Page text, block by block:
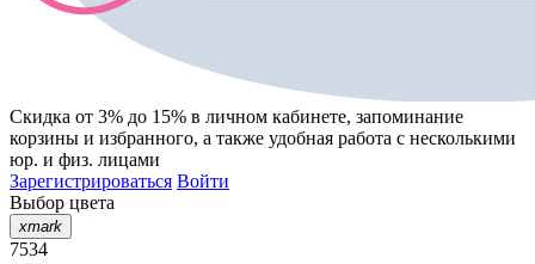
Скидка от 3% до 15% в личном кабинете, запоминание
корзины и избранного, а также удобная работа с несколькими
юр. и физ. лицами
Зарегистрироваться Войти
Выбор цвета
xmark
7534